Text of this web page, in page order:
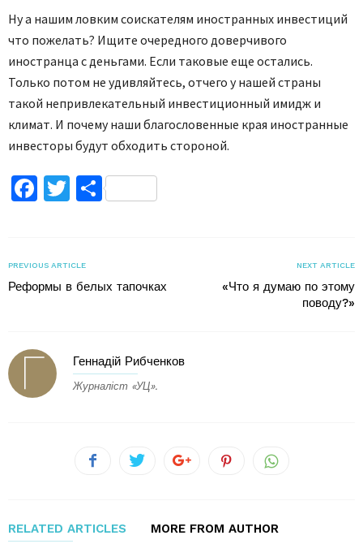
Ну а нашим ловким соискателям иностранных инвестиций
что пожелать? Ищите очередного доверчивого
иностранца с деньгами. Если таковые еще остались.
Только потом не удивляйтесь, отчего у нашей страны
такой непривлекательный инвестиционный имидж и
климат. И почему наши благословенные края иностранные
инвесторы будут обходить стороной.
Facebook
TwitterПоділитися
PREVIOUS ARTICLE
Реформы в белых тапочках
NEXT ARTICLE
«Что я думаю по этому
поводу?»
Геннадій Рибченков
Журналіст «УЦ».
RELATED ARTICLES MORE FROM AUTHOR